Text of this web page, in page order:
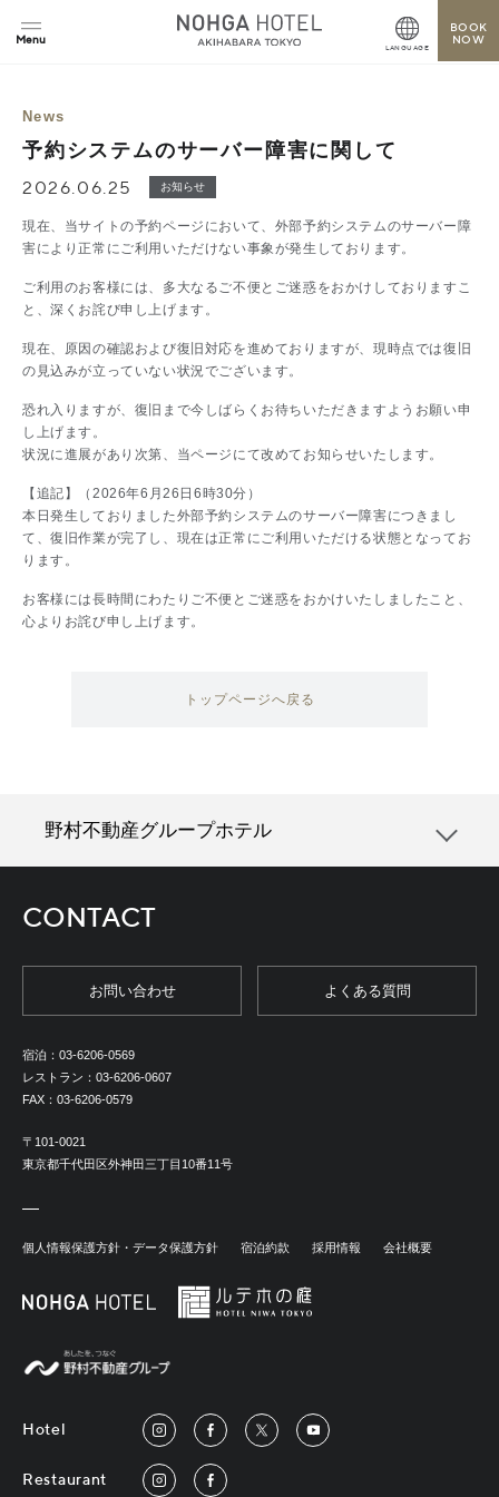
LANGUAGE
BOOK
NOW
News
予約システムのサーバー障害に関して
2026.06.25 お知らせ
現在、当サイトの予約ページにおいて、外部予約システムのサーバー障
害により正常にご利用いただけない事象が発生しております。
ご利用のお客様には、多大なるご不便とご迷惑をおかけしておりますこ
と、深くお詫び申し上げます。
現在、原因の確認および復旧対応を進めておりますが、現時点では復旧
の見込みが立っていない状況でございます。
恐れ入りますが、復旧まで今しばらくお待ちいただきますようお願い申
し上げます。
状況に進展があり次第、当ページにて改めてお知らせいたします。
【追記】
（2026年6月26日6時30分）
本日発生しておりました外部予約システムのサーバー障害につきまし
て、復旧作業が完了し、現在は正常にご利用いただける状態となってお
ります。
お客様には長時間にわたりご不便とご迷惑をおかけいたしましたこと、
心よりお詫び申し上げます。
トップページへ戻る
野村不動産グループホテル
CONTACT
お問い合わせ よくある質問
宿泊： 03-6206-0569
レストラン： 03-6206-0607
FAX： 03-6206-0579
〒101-0021
東京都千代田区外神田三丁目10番11号
個人情報保護方針・データ保護方針 宿泊約款 採用情報 会社概要
Hotel
Restaurant